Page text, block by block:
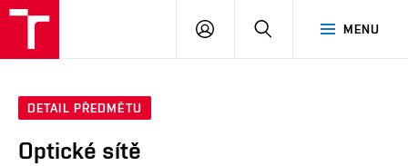
MENU
PŘIHLÁSIT
DETAIL PŘEDMĚTU
Optické sítě